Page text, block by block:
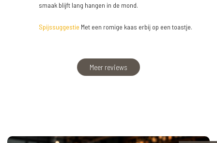
smaak blijft lang hangen in de mond.
Spijssuggestie Met een romige kaas erbij op een toastje.
Meer reviews